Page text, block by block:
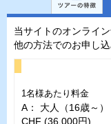
当サイトのオンライ
他の方法でのお申し
1名様あたり料金
A： 大人（16歳～
CHF (36,000円)